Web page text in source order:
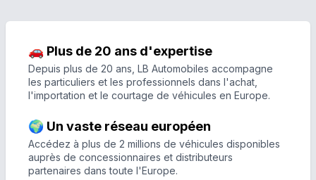
🚗 Plus de 20 ans d'expertise
Depuis plus de 20 ans, LB Automobiles accompagne
les particuliers et les professionnels dans l'achat,
l'importation et le courtage de véhicules en Europe.
🌍 Un vaste réseau européen
Accédez à plus de 2 millions de véhicules disponibles
auprès de concessionnaires et distributeurs
partenaires dans toute l'Europe.